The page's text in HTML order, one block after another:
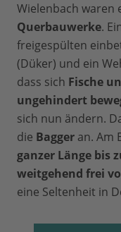
Wielenbach waren
Querbauwerke.
freigespülten
(Düker) und ein
dass sich Fische
ungehindert
sich nun ändern.
die Bagger an. Am
ganzer Länge bis
weitgehend frei
eine Seltenheit in